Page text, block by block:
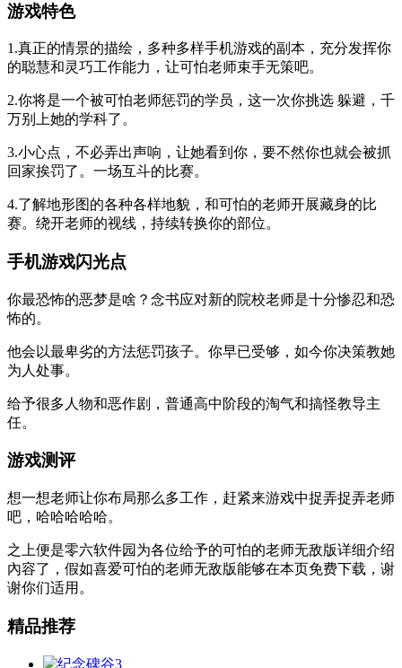
游戏特色
1.真正的情景的描绘，多种多样手机游戏的副本，充分发挥你
的聪慧和灵巧工作能力，让可怕老师束手无策吧。
2.你将是一个被可怕老师惩罚的学员，这一次你挑选 躲避，千
万别上她的学科了。
3.小心点，不必弄出声响，让她看到你，要不然你也就会被抓
回家挨罚了。一场互斗的比赛。
4.了解地形图的各种各样地貌，和可怕的老师开展藏身的比
赛。绕开老师的视线，持续转换你的部位。
手机游戏闪光点
你最恐怖的恶梦是啥？念书应对新的院校老师是十分惨忍和恐
怖的。
他会以最卑劣的方法惩罚孩子。你早已受够，如今你决策教她
为人处事。
给予很多人物和恶作剧，普通高中阶段的淘气和搞怪教导主
任。
游戏测评
想一想老师让你布局那么多工作，赶紧来游戏中捉弄捉弄老师
吧，哈哈哈哈哈。
之上便是零六软件园为各位给予的可怕的老师无敌版详细介绍
內容了，假如喜爱可怕的老师无敌版能够在本页免费下载，谢
谢你们适用。
精品推荐